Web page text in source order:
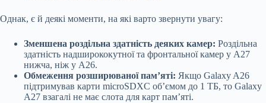
Однак, є й деякі моменти, на які варто звернути увагу:
Зменшена роздільна здатність деяких камер: Роздільна
здатність надширококутної та фронтальної камер у A27
нижча, ніж у A26.
Обмеження розширюваної пам’яті: Якщо Galaxy A26
підтримував карти microSDXC об’ємом до 1 ТБ, то Galaxy
A27 взагалі не має слота для карт пам’яті.